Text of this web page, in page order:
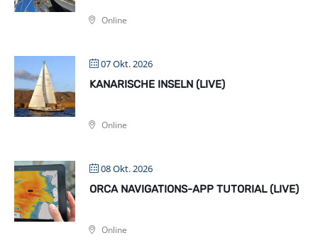
Online
07 Okt. 2026
KANARISCHE INSELN (LIVE)
Online
08 Okt. 2026
ORCA NAVIGATIONS-APP TUTORIAL (LIVE)
Online